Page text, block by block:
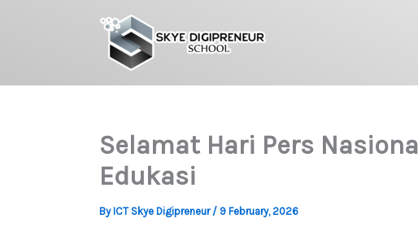
Selamat Hari Pers
Edukasi
By ICT Skye Digipreneur / 9 February, 2026